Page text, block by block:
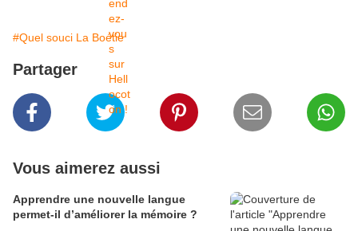
#Quel souci La Boétie
Partager
Vous aimerez aussi
Apprendre une nouvelle langue
permet-il d’améliorer la mémoire ?